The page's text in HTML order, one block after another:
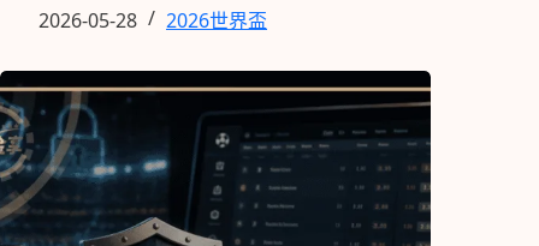
2026-05-28 2026世界盃